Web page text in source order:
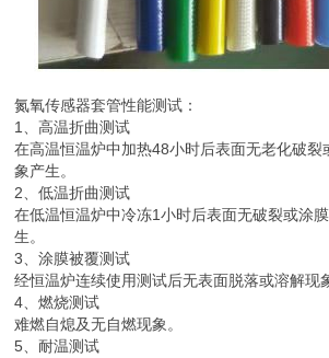
氮氧传感器套管性能测试：
1、高温折曲测试
在高温恒温炉中加热48小时后表面无老化破裂
象产生。
2、低温折曲测试
在低温恒温炉中冷冻1小时后表面无破裂或涂
生。
3、涂膜被覆测试
经恒温炉连续使用测试后无表面脱落或溶解现
4、燃烧测试
难燃自熄及无自燃现象。
5、耐温测试